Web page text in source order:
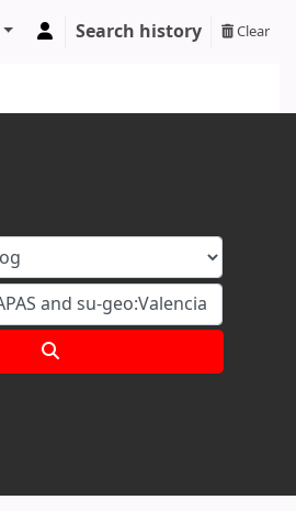
Search history Clear